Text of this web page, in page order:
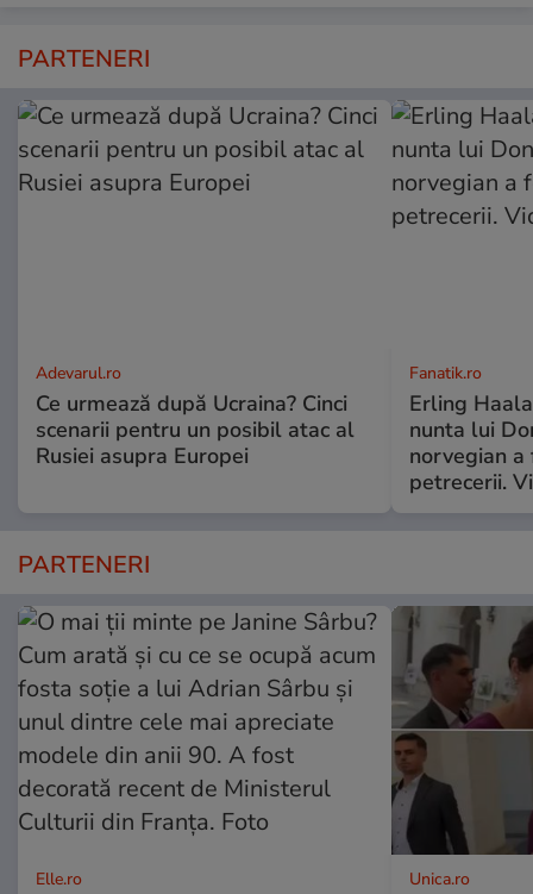
PARTENERI
Adevarul.ro
Ce urmează după Ucraina? Cinci
scenarii pentru un posibil atac al
Rusiei asupra Europei
Fanatik.ro
Erling
nunta lui
norvegian
petrecerii.
PARTENERI
Elle.ro Unica.ro